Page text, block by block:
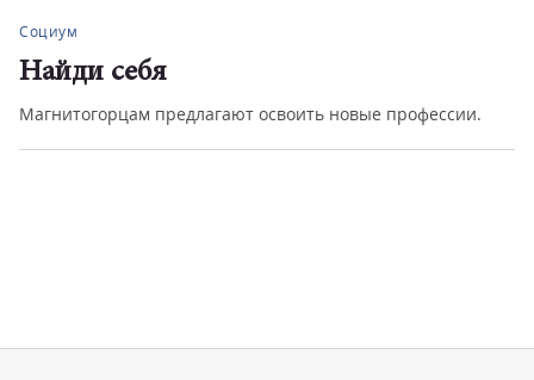
Социум
Найди себя
Магнитогорцам предлагают освоить новые профессии.